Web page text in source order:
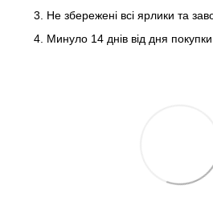
Не збережені всі ярлики та
Минуло 14 днів від дня покупки.